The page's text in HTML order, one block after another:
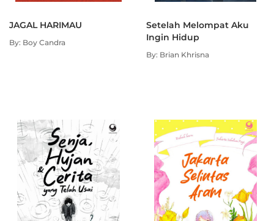
JAGAL HARIMAU
By: Boy Candra
Setelah Melompat Aku
Ingin Hidup
By: Brian Khrisna